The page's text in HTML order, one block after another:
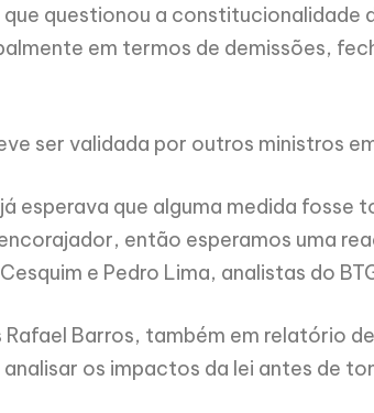
questionou a constitucionalidade
em termos de demissões,
ser validada por outros ministros
esperava que alguma medida fosse
então esperamos uma
e Pedro Lima, analistas do
Barros, também em relatório
os impactos da lei antes de